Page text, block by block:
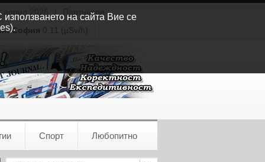
април 2026
Партньори
София 0.11 (µSv/h)
Спорт Любопитно
на сайта Вие се